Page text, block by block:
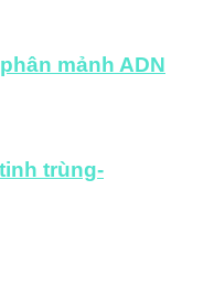
mảnh ADN
trùng-